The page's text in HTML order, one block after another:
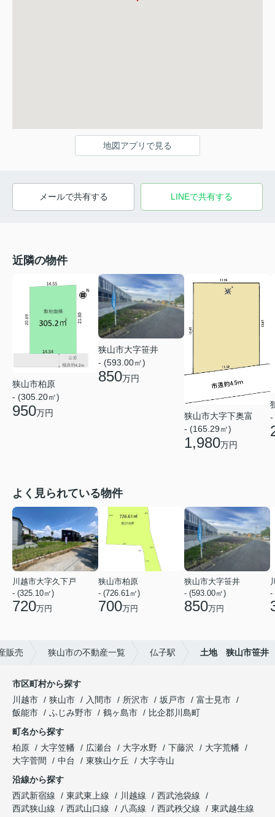
地図アプリで見る
メールで共有する LINEで共有する
近隣の物件
狭山市柏原
- (305.20㎡)
950万円
狭山市大字笹井
- (593.00㎡)
850万円
狭山市大字下奥富
- (165.29㎡)
1,980万円
-
よく見られている物件
川越市大字久下戸
- (325.10㎡)
720万円
狭山市柏原
- (726.61㎡)
700万円
狭山市大字笹井
- (593.00㎡)
850万円
-
販売 狭山市の不動産一覧 仏子駅 土地 狭山市笹井
市区町村から探す
川越市
狭山市 入間市 所沢市 坂戸市
富士見市
飯能市
ふじみ野市 鶴ヶ島市
比企郡川島町
町名から探す
柏原
大字笠幡 広瀬台 大字水野 下藤沢
大字荒幡
大字菅間
中台 東狭山ケ丘
大字寺山
沿線から探す
西武新宿線
東武東上線 川越線
西武池袋線
西武狭山線
西武山口線 八高線 西武秩父線
東武越生線